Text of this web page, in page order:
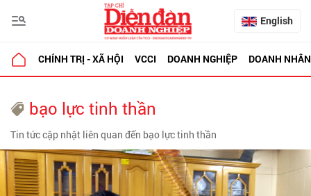
English
CHÍNH TRỊ - XÃ HỘI VCCI DOANH NGHIỆP DOANH NHÂN
bạo lực tinh thần
Tin tức cập nhật liên quan đến bạo lực tinh thần